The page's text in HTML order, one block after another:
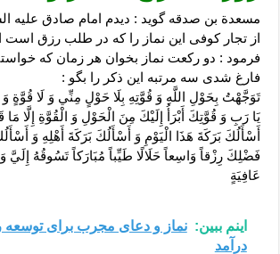
مسعدة بن صدقه گوید : دیدم امام صادق علیه
از تجار کوفی این نماز را که در طلب رزق است
فرمود : دو رکعت نماز بخوان هر زمان که
فارغ شدی سه مرتبه این ذکر را بگو :
تَوَجَّهْتُ بِحَوْلِ اللَّهِ وَ قُوَّتِهِ بِلَا حَوْلٍ مِنِّي وَ لَا قُوَّةٍ
يَا رَبِ‏ وَ قُوَّتِكَ أَبْرَأُ إِلَيْكَ مِنَ الْحَوْلِ وَ الْقُوَّةِ إِلَّا مَا
أَسْأَلُكَ بَرَكَةَ هَذَا الْيَوْمِ وَ أَسْأَلُكَ بَرَكَةَ أَهْلِهِ وَ
فَضْلِكَ رِزْقاً وَاسِعاً حَلَالًا طَيِّباً مُبَارَكاً تَسُوقُهُ
عَافِيَةٍ
اینم ببین: نماز و دعای مجرب برای
درآمد